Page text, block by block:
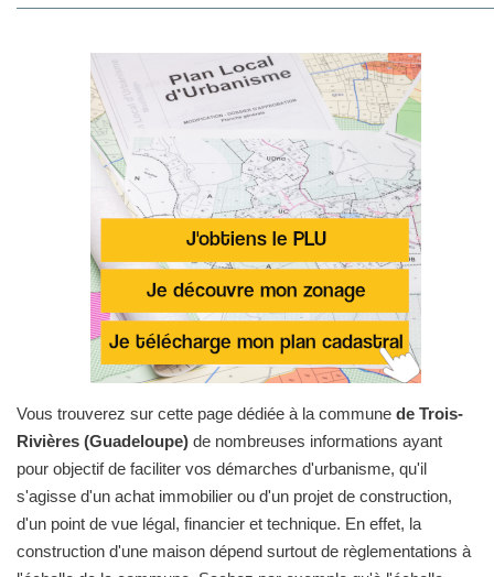
Vous trouverez sur cette page dédiée à la commune de Trois-
Rivières (Guadeloupe) de nombreuses informations ayant
pour objectif de faciliter vos démarches d'urbanisme, qu'il
s'agisse d'un achat immobilier ou d'un projet de construction,
d'un point de vue légal, financier et technique. En effet, la
construction d'une maison dépend surtout de règlementations à